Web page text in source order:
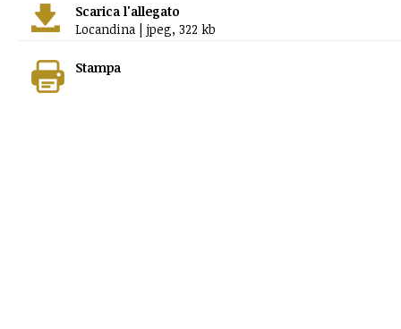
Scarica l'allegato
Locandina | jpeg, 322 kb
Stampa